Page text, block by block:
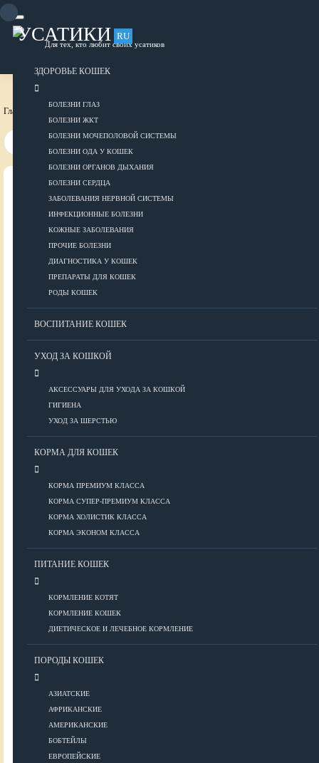
Skip
to
contentУСАТИКИ RU
Для тех, кто любит своих усатиков
РАЗМЕСТИТЬ ОБЪЯВЛЕНИЕ
ЗДОРОВЬЕ КОШЕК
БОЛЕЗНИ ГЛАЗ
БОЛЕЗНИ ЖКТ
БОЛЕЗНИ МОЧЕПОЛОВОЙ СИСТЕМЫ
БОЛЕЗНИ ОДА У КОШЕК
БОЛЕЗНИ ОРГАНОВ ДЫХАНИЯ
БОЛЕЗНИ СЕРДЦА
ЗАБОЛЕВАНИЯ НЕРВНОЙ СИСТЕМЫ
ИНФЕКЦИОННЫЕ БОЛЕЗНИ
КОЖНЫЕ ЗАБОЛЕВАНИЯ
ПРОЧИЕ БОЛЕЗНИ
ДИАГНОСТИКА У КОШЕК
ПРЕПАРАТЫ ДЛЯ КОШЕК
РОДЫ КОШЕК
ВОСПИТАНИЕ КОШЕК
УХОД ЗА КОШКОЙ
АКСЕССУАРЫ ДЛЯ УХОДА ЗА КОШКОЙ
ГИГИЕНА
УХОД ЗА ШЕРСТЬЮ
КОРМА ДЛЯ КОШЕК
КОРМА ПРЕМИУМ КЛАССА
КОРМА СУПЕР-ПРЕМИУМ КЛАССА
КОРМА ХОЛИСТИК КЛАССА
КОРМА ЭКОНОМ КЛАССА
ПИТАНИЕ КОШЕК
КОРМЛЕНИЕ КОТЯТ
КОРМЛЕНИЕ КОШЕК
ДИЕТИЧЕСКОЕ И ЛЕЧЕБНОЕ КОРМЛЕНИЕ
ПОРОДЫ КОШЕК
АЗИАТСКИЕ
АФРИКАНСКИЕ
АМЕРИКАНСКИЕ
БОБТЕЙЛЫ
ЕВРОПЕЙСКИЕ
ОБЪЯВЛЕНИЯ
Главная страница
ВСЕ О КОШКАХ
Болезни глаз
Болезни ЖКТ
Кожные заболевания
Диагностика у кошек
Препараты для кошек
Роды кошек
Аксессуары для ухода
Гигиена
Уход за шерстью
Корма премиум класса
Корма супер-премиум класса